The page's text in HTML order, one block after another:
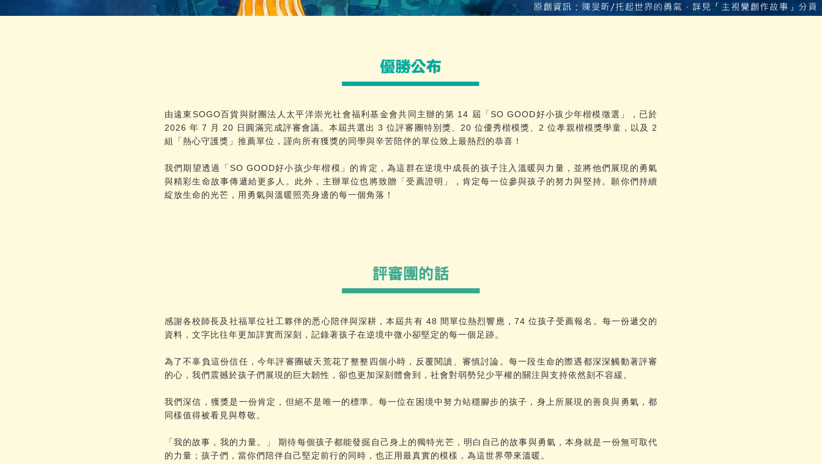
由遠東SOGO百貨與財團法人太平洋崇光社會福利基金會共同主辦的第 14 屆「SO GOOD好小孩少年楷模徵選」，已於
2026 年 7 月 20 日圓滿完成評審會議。本屆共選出 3 位評審團特別獎、20 位優秀楷模獎、2 位孝親楷模獎學童，以及 2
組「熱心守護獎」推薦單位，謹向所有獲獎的同學與辛苦陪伴的單位致上最熱烈的恭喜！
我們期望透過「SO GOOD好小孩少年楷模」的肯定，為這群在逆境中成長的孩子注入溫暖與力量，並將他們展現的勇氣
與精彩生命故事傳遞給更多人。此外，主辦單位也將致贈「受薦證明」，肯定每一位參與孩子的努力與堅持。願你們持續
綻放生命的光芒，用勇氣與溫暖照亮身邊的每一個角落！
感謝各校師長及社福單位社工夥伴的悉心陪伴與深耕，本屆共有 48 間單位熱烈響應，74 位孩子受薦報名。每一份遞交的
資料，文字比往年更加詳實而深刻，記錄著孩子在逆境中微小卻堅定的每一個足跡。
為了不辜負這份信任，今年評審團破天荒花了整整四個小時，反覆閱讀、審慎討論。每一段生命的際遇都深深觸動著評審
的心，我們震撼於孩子們展現的巨大韌性，卻也更加深刻體會到，社會對弱勢兒少平權的關注與支持依然刻不容緩。
我們深信，獲獎是一份肯定，但絕不是唯一的標準。每一位在困境中努力站穩腳步的孩子，身上所展現的善良與勇氣，都
同樣值得被看見與尊敬。
「我的故事，我的力量。」 期待每個孩子都能發掘自己身上的獨特光芒，明白自己的故事與勇氣，本身就是一份無可取代
的力量；孩子們，當你們陪伴自己堅定前行的同時，也正用最真實的模樣，為這世界帶來溫暖。